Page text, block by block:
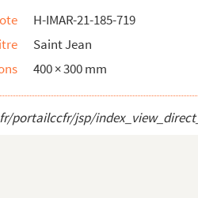
H-IMAR-21-185-719
Saint Jean
400 × 300 mm
portailccfr/jsp/